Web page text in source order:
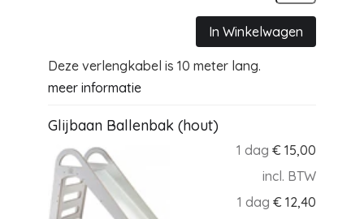
In Winkelwagen
Deze verlengkabel is 10 meter lang.
meer informatie
Glijbaan Ballenbak (hout)
1 dag € 15,00
incl. BTW
1 dag € 12,40